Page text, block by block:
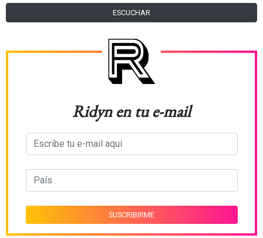
ESCUCHAR
Ridyn en tu e-mail